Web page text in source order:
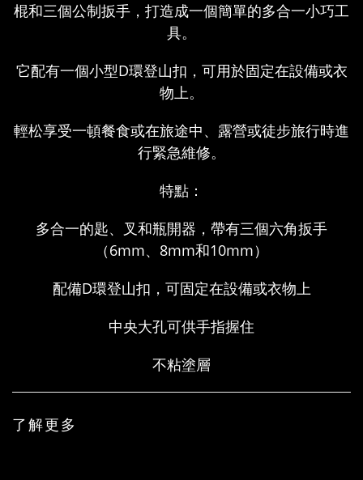
棍和三個公制扳手，打造成一個簡單的多合一小巧工
具。
它配有一個小型D環登山扣，可用於固定在設備或衣
物上。
輕松享受一頓餐食或在旅途中、露營或徒步旅行時進
行緊急維修。
特點：
多合一的匙、叉和瓶開器，帶有三個六角扳手
（6mm、8mm和10mm）
配備D環登山扣，可固定在設備或衣物上
中央大孔可供手指握住
不粘塗層
了解更多